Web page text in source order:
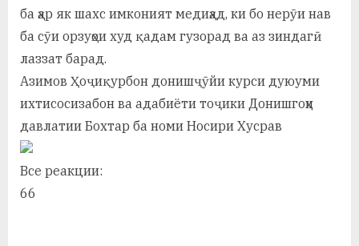
в
ба ҳар як шахс имконият медиҳад, ки бо нерӯи нав
ба сӯи орзуҳои худ қадам гузорад ва аз зиндагӣ
лаззат барад.
Азимов Ҳоҷиқурбон донишҷӯйи курси дуюуми
ихтисосизабон ва адабиёти тоҷики Донишгоҳи
давлатии Бохтар ба номи Носири Хусрав
Все реакции:
66